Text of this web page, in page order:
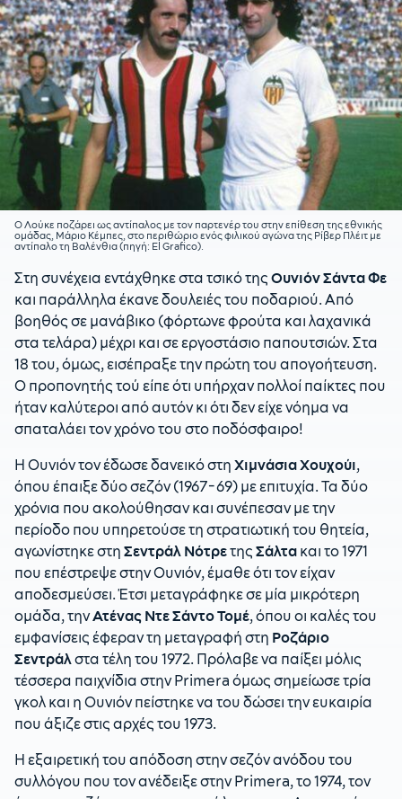
Ο Λούκε ποζάρει ως αντίπαλος με τον παρτενέρ του στην επίθεση της εθνικής
ομάδας, Μάριο Κέμπες, στο περιθώριο ενός φιλικού αγώνα της Ρίβερ Πλέιτ με
αντίπαλο τη Βαλένθια (πηγή: El Grafico).
Στη συνέχεια εντάχθηκε στα τσικό της Ουνιόν Σάντα Φε
και παράλληλα έκανε δουλειές του ποδαριού. Από
βοηθός σε μανάβικο (φόρτωνε φρούτα και λαχανικά
στα τελάρα) μέχρι και σε εργοστάσιο παπουτσιών. Στα
18 του, όμως, εισέπραξε την πρώτη του απογοήτευση.
Ο προπονητής τού είπε ότι υπήρχαν πολλοί παίκτες που
ήταν καλύτεροι από αυτόν κι ότι δεν είχε νόημα να
σπαταλάει τον χρόνο του στο ποδόσφαιρο!
Η Ουνιόν τον έδωσε δανεικό στη Χιμνάσια Χουχούι,
όπου έπαιξε δύο σεζόν (1967-69) με επιτυχία. Τα δύο
χρόνια που ακολούθησαν και συνέπεσαν με την
περίοδο που υπηρετούσε τη στρατιωτική του θητεία,
αγωνίστηκε στη Σεντράλ Νότρετης Σάλτα και το 1971
που επέστρεψε στην Ουνιόν, έμαθε ότι τον είχαν
αποδεσμεύσει. Έτσι μεταγράφηκε σε μία μικρότερη
ομάδα, τηνΑτένας Ντε Σάντο Τομέ, όπου οι καλές του
εμφανίσεις έφεραν τη μεταγραφή στη Ροζάριο
Σεντράλστα τέλη του 1972. Πρόλαβε να παίξει μόλις
τέσσερα παιχνίδια στην Primera όμως σημείωσε τρία
γκολ και η Ουνιόν πείστηκε να του δώσει την ευκαιρία
που άξιζε στις αρχές του 1973.
Η εξαιρετική του απόδοση στην σεζόν ανόδου του
συλλόγου που τον ανέδειξε στην Primera, το 1974, τον